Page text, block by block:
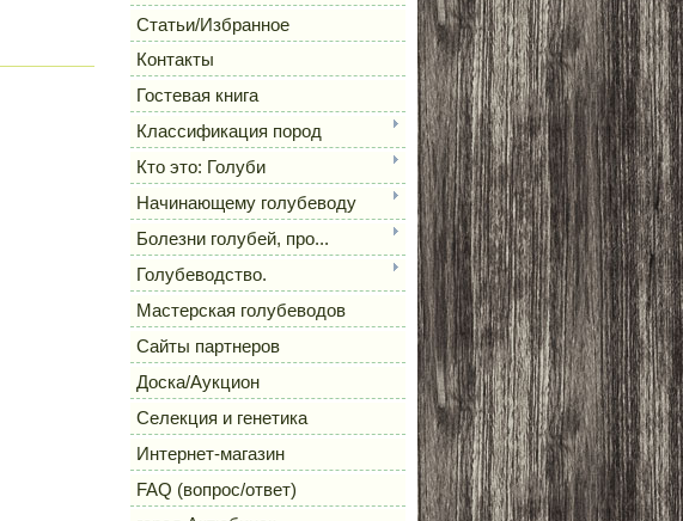
Статьи/Избранное
Контакты
Гостевая книга
Классификация пород
Кто это: Голуби
Начинающему голубеводу
Болезни голубей, про...
Голубеводство.
Мастерская голубеводов
Сайты партнеров
Доска/Аукцион
Селекция и генетика
Интернет-магазин
FAQ (вопрос/ответ)